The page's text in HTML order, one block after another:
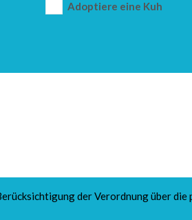
Adoptiere eine Kuh
der Verordnung über